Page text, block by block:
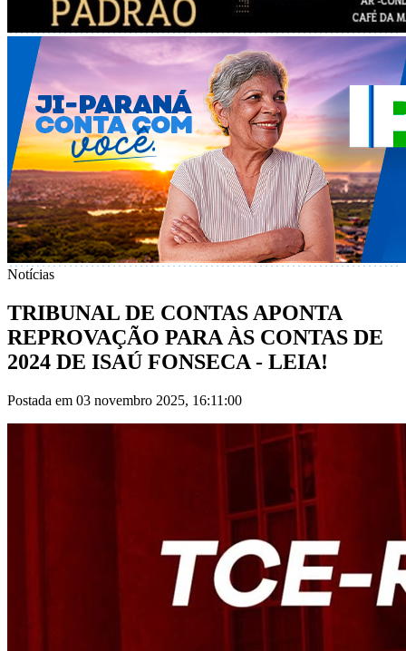
Notícias
TRIBUNAL DE CONTAS APONTA
REPROVAÇÃO PARA ÀS CONTAS DE
2024 DE ISAÚ FONSECA - LEIA!
Postada em 03 novembro 2025, 16:11:00